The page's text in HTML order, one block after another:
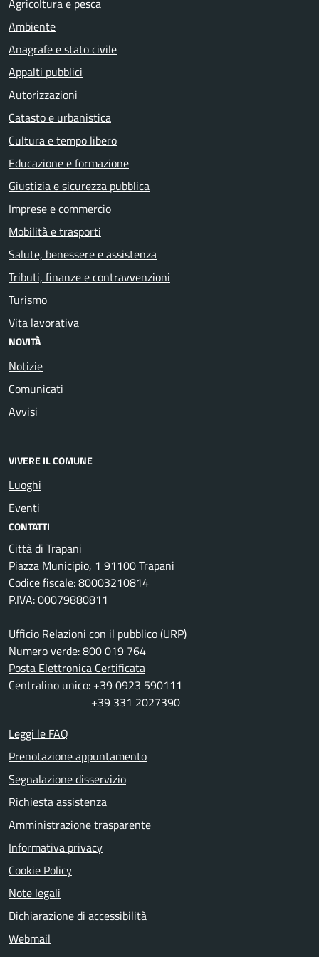
Ambiente
Anagrafe e stato civile
Appalti pubblici
Autorizzazioni
Catasto e urbanistica
Cultura e tempo libero
Educazione e formazione
Giustizia e sicurezza pubblica
Imprese e commercio
Mobilità e trasporti
Salute, benessere e assistenza
Tributi, finanze e contravvenzioni
Turismo
Vita lavorativa
NOVITÀ
Notizie
Comunicati
Avvisi
VIVERE IL COMUNE
Luoghi
Eventi
CONTATTI
Città di Trapani
Piazza Municipio, 1 91100 Trapani
Codice fiscale: 80003210814
P.IVA: 00079880811
Ufficio Relazioni con il pubblico (URP)
Numero verde: 800 019 764
Posta Elettronica Certificata
Centralino unico: +39 0923 590111
+39 331 2027390
Leggi le FAQ
Prenotazione appuntamento
Segnalazione disservizio
Richiesta assistenza
Amministrazione trasparente
Informativa privacy
Cookie Policy
Note legali
Dichiarazione di accessibilità
Webmail